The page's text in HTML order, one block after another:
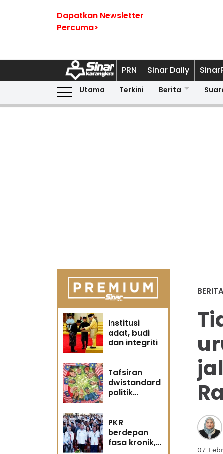
Dapatkan Newsletter
Percuma>
PRN Sinar Daily
Utama Terkini Berita
Institusi
adat, budi
dan integriti
Tafsiran
dwistandard
politik
PKR
berdepan
fasa kronik,
BERITA
07